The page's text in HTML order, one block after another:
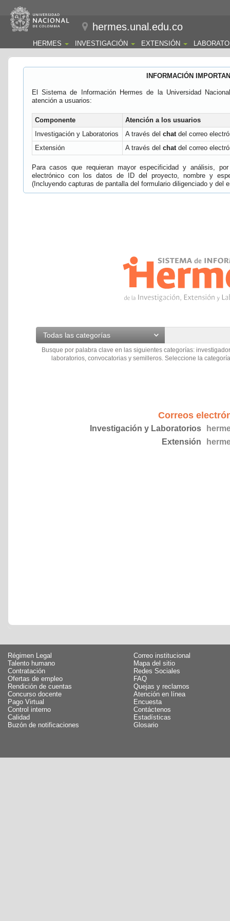
hermes.unal.edu.co
HERMES INVESTIGACIÓN EXTENSIÓN
INFORMACIÓN
El Sistema de Información Hermes de la Universidad
atención a usuarios:
Componente
Atención a los usuarios
Investigación y Laboratorios
A través del chatdel correo
Extensión
A través del chatdel correo
Para casos que requieran mayor especificidad y análisis,
electrónico con los datos de ID del proyecto, nombre y
(Incluyendo capturas de pantalla del formulario diligenciado y del
Todas las categorías
Busque por palabra clave en las siguientes categorías:
laboratorios, convocatorias y semilleros. Seleccione la
Correos
Investigación y Laboratorios
Extensión
Régimen Legal
Talento humano
Contratación
Ofertas de empleo
Rendición de cuentas
Concurso docente
Pago Virtual
Control interno
Calidad
Buzón de notificaciones
Correo institucional
Mapa del sitio
Redes Sociales
FAQ
Quejas y reclamos
Atención en línea
Encuesta
Contáctenos
Estadísticas
Glosario